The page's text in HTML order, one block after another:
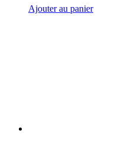
Ajouter au panier